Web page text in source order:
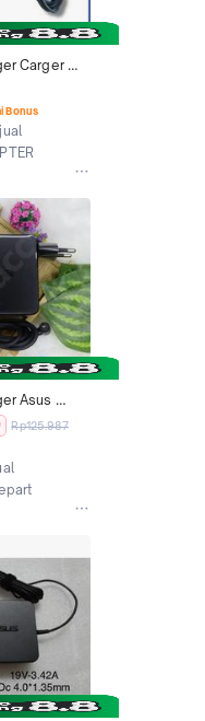
Carger
Asus A456
A456UQ
Bonus
Asus
19V
ORI
Rp125.987